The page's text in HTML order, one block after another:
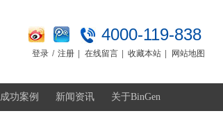
4000-119-838
登录 / 注册 在线留言 收藏本站 网站地图
成功案例 新闻资讯 关于BinGen